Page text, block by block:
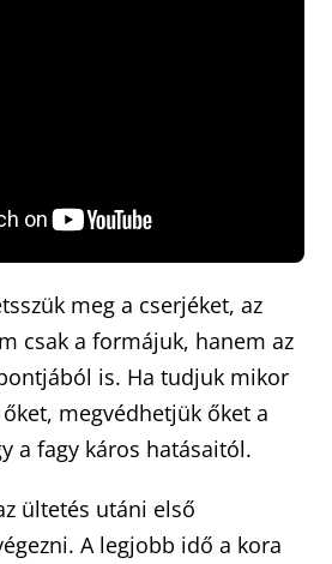
meg a cserjéket, az
csak a formájuk, hanem az
is. Ha tudjuk mikor
megvédhetjük őket a
a fagy káros hatásaitól.
ültetés utáni első
A legjobb idő a kora